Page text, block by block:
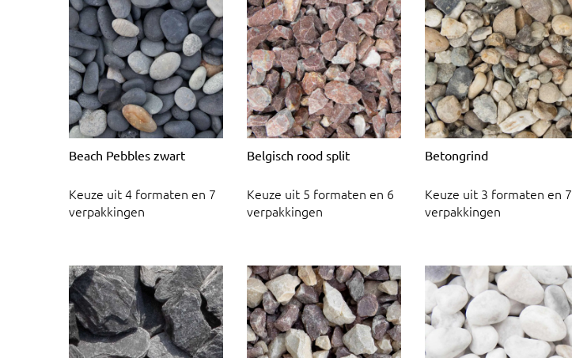
Beach Pebbles zwart
Keuze uit 4 formaten en 7
verpakkingen
Belgisch rood split
Keuze uit 5 formaten en 6
verpakkingen
Betongrind
Keuze uit 3 formaten en 7
verpakkingen